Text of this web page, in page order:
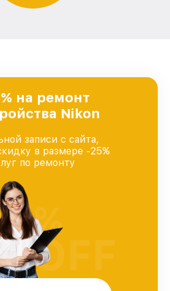
на ремонт
Nikon
записи с сайта,
в размере -25%
по ремонту
%
OFF